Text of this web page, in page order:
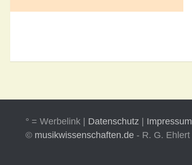
° = Werbelink | Datenschutz
Impressum
© musikwissenschaften.de - R. G. Ehlert